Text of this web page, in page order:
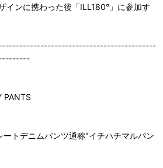
インに携わった後「ILL180°」に参加す
PANTS
トデニムパンツ通称"イチハチマルパン